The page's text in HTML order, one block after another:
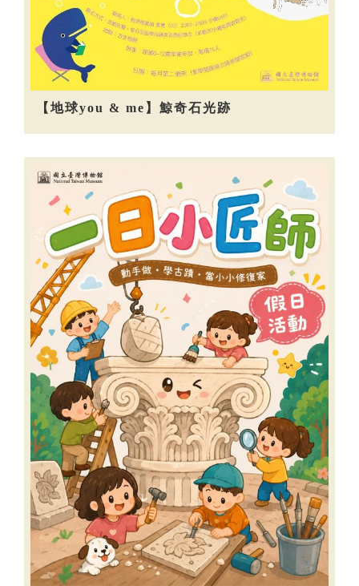
【地球you & me】鯨奇石光跡